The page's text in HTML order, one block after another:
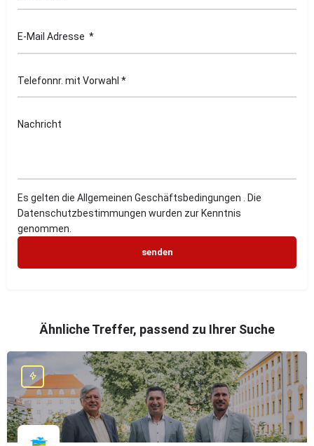
Es gelten die Allgemeinen Geschäftsbedingungen . Die
Datenschutzbestimmungen wurden zur Kenntnis
genommen.
Ähnliche Treffer, passend zu Ihrer Suche